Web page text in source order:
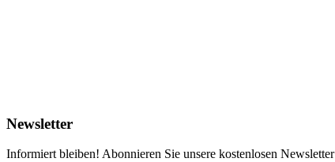
Newsletter
Informiert bleiben! Abonnieren Sie unsere kostenlosen